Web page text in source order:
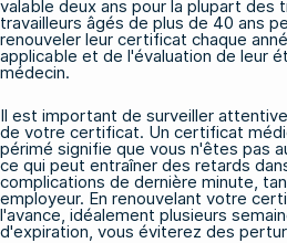
valable deux ans pour la plupart des
travailleurs âgés de plus de 40 ans
renouveler leur certificat chaque
applicable et de l'évaluation de leur
médecin.
Il est important de surveiller
de votre certificat. Un certificat
périmé signifie que vous n'êtes pas
ce qui peut entraîner des retards
complications de dernière minute,
employeur. En renouvelant votre
l'avance, idéalement plusieurs
d'expiration, vous éviterez des